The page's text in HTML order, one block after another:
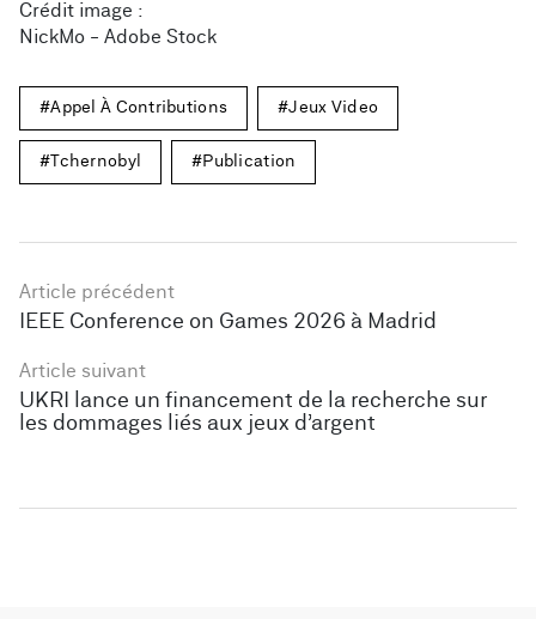
Crédit image :
NickMo - Adobe Stock
Appel À Contributions Jeux Video
Tchernobyl Publication
Article précédent
IEEE Conference on Games 2026 à Madrid
Article suivant
UKRI lance un financement de la recherche sur
les dommages liés aux jeux d’argent